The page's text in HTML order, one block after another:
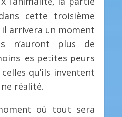
cette troisième
arrivera un moment
n’auront plus de
les petites peurs
qu’ils inventent
réalité.
où tout sera